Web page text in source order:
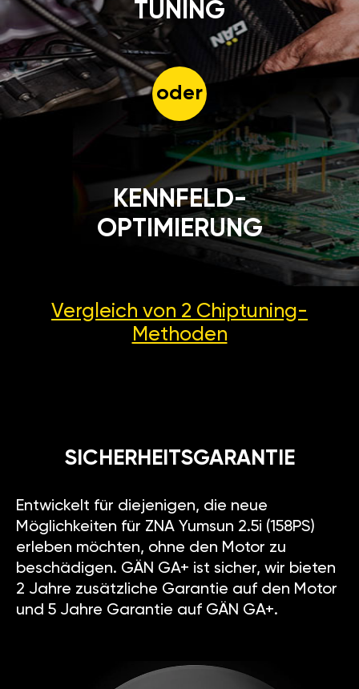
TUNING
oder
KENNFELD-
OPTIMIERUNG
Vergleich von 2 Chiptuning-
Methoden
SICHERHEITSGARANTIE
Entwickelt für diejenigen, die neue
Möglichkeiten für ZNA Yumsun 2.5i (158PS)
erleben möchten, ohne den Motor zu
beschädigen. GÄN GA+ ist sicher, wir bieten
2 Jahre zusätzliche Garantie auf den Motor
und 5 Jahre Garantie auf GÄN GA+.